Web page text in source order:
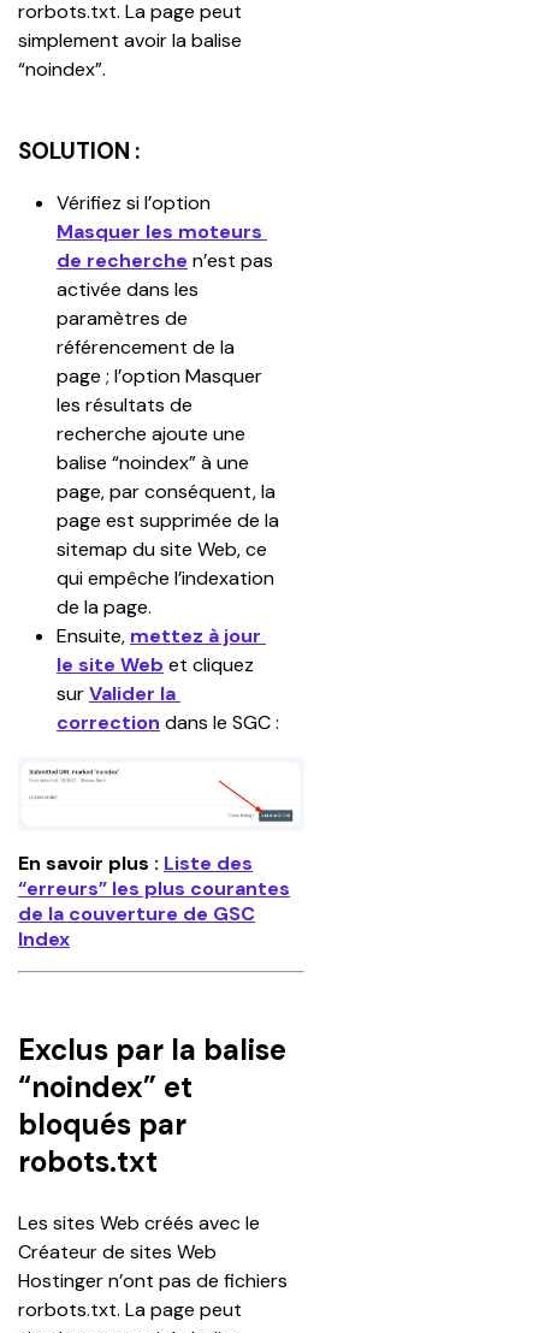
rorbots.txt. La page peut
simplement avoir la balise
“noindex”.
SOLUTION :
Vérifiez si l’option
Masquer les moteurs
de recherche n’est pas
activée dans les
paramètres de
référencement de la
page ; l’option Masquer
les résultats de
recherche ajoute une
balise “noindex” à une
page, par conséquent, la
page est supprimée de la
sitemap du site Web, ce
qui empêche l’indexation
de la page.
Ensuite, mettez à jour
le site Web et cliquez
sur Valider la
correction dans le SGC :
En savoir plus : Liste des
“erreurs” les plus courantes
de la couverture de GSC
Index
Exclus par la balise
“noindex” et
bloqués par
robots.txt
Les sites Web créés avec le
Créateur de sites Web
Hostinger n’ont pas de fichiers
rorbots.txt. La page peut